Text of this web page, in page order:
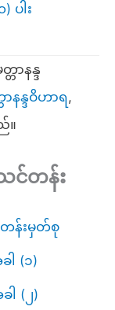
ပါး
ာနန္ဒ
ာနန္ဒဝိဟာရ,
။
င်တန်း
န်းမှတ်စု
(၁)
ါ (၂)